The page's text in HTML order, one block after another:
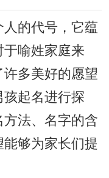
的代号，它蕴
喻姓家庭来
多美好的愿望
起名进行探
法、名字的含
够为家长们提